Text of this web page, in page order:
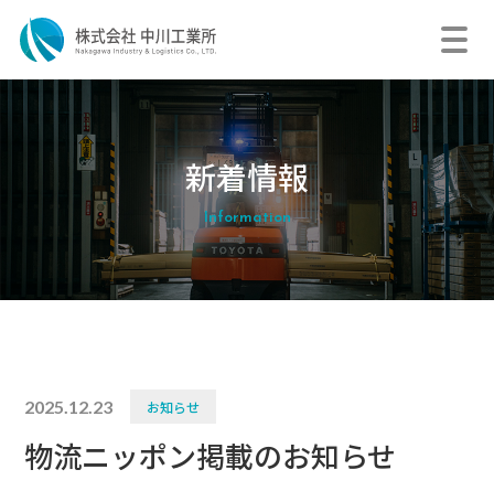
新着情報
2025.12.23 お知らせ
物流ニッポン掲載のお知らせ